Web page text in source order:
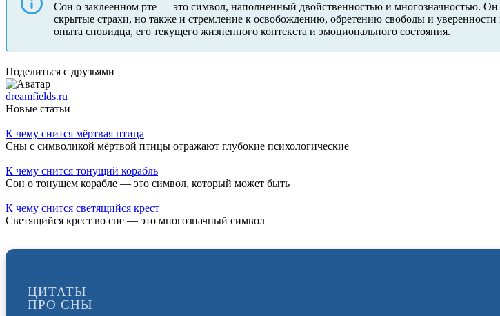
Сон о заклеенном рте — это символ, наполненный двойственностью и многозначностью.
скрытые страхи, но также и стремление к освобождению, обретению свободы и
опыта сновидца, его текущего жизненного контекста и эмоционального состояния.
Поделиться с друзьями
dreamfields.ru
Новые статьи
К чему снится мёртвая птица
Сны с символикой мёртвой птицы отражают глубокие психологические
К чему снится тонущий корабль
Сон о тонущем корабле — это символ, который может быть
К чему снится светящийся крест
Светящийся крест во сне — это многозначный символ
ЦИТАТЫ
ПРО СНЫ